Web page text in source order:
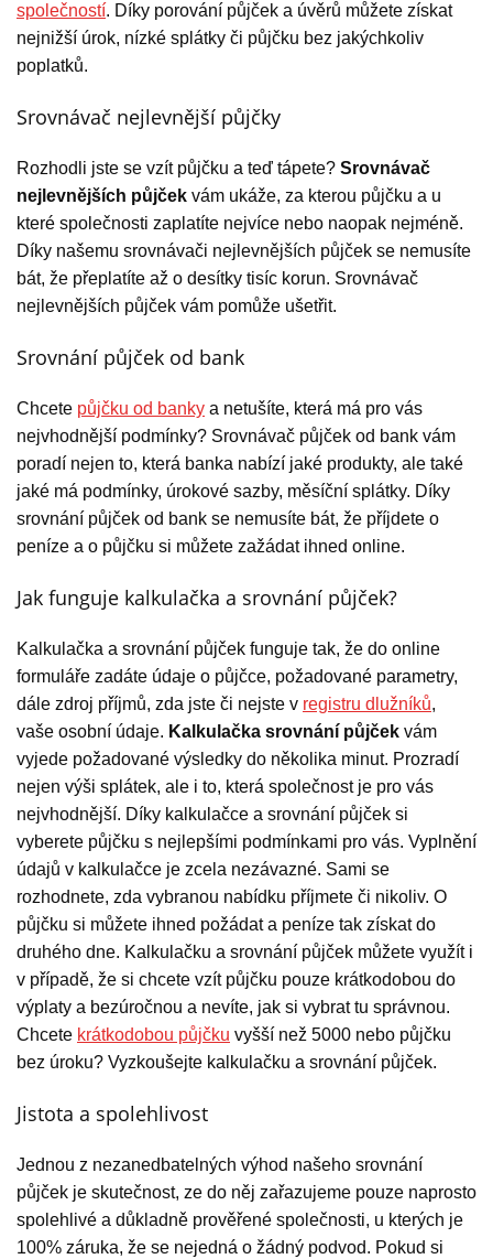
společností. Díky porování půjček a úvěrů můžete získat
nejnižší úrok, nízké splátky či půjčku bez jakýchkoliv
poplatků.
Srovnávač nejlevnější půjčky
Rozhodli jste se vzít půjčku a teď tápete? Srovnávač
nejlevnějších půjček vám ukáže, za kterou půjčku a u
které společnosti zaplatíte nejvíce nebo naopak nejméně.
Díky našemu srovnávači nejlevnějších půjček se nemusíte
bát, že přeplatíte až o desítky tisíc korun. Srovnávač
nejlevnějších půjček vám pomůže ušetřit.
Srovnání půjček od bank
Chcete půjčku od banky a netušíte, která má pro vás
nejvhodnější podmínky? Srovnávač půjček od bank vám
poradí nejen to, která banka nabízí jaké produkty, ale také
jaké má podmínky, úrokové sazby, měsíční splátky. Díky
srovnání půjček od bank se nemusíte bát, že příjdete o
peníze a o půjčku si můžete zažádat ihned online.
Jak funguje kalkulačka a srovnání půjček?
Kalkulačka a srovnání půjček funguje tak, že do online
formuláře zadáte údaje o půjčce, požadované parametry,
dále zdroj příjmů, zda jste či nejste v registru dlužníků,
vaše osobní údaje. Kalkulačka srovnání půjček vám
vyjede požadované výsledky do několika minut. Prozradí
nejen výši splátek, ale i to, která společnost je pro vás
nejvhodnější. Díky kalkulačce a srovnání půjček si
vyberete půjčku s nejlepšími podmínkami pro vás. Vyplnění
údajů v kalkulačce je zcela nezávazné. Sami se
rozhodnete, zda vybranou nabídku příjmete či nikoliv. O
půjčku si můžete ihned požádat a peníze tak získat do
druhého dne. Kalkulačku a srovnání půjček můžete využít i
v případě, že si chcete vzít půjčku pouze krátkodobou do
výplaty a bezúročnou a nevíte, jak si vybrat tu správnou.
Chcete krátkodobou půjčku vyšší než 5000 nebo půjčku
bez úroku? Vyzkoušejte kalkulačku a srovnání půjček.
Jistota a spolehlivost
Jednou z nezanedbatelných výhod našeho srovnání
půjček je skutečnost, ze do něj zařazujeme pouze naprosto
spolehlivé a důkladně prověřené společnosti, u kterých je
100% záruka, že se nejedná o žádný podvod. Pokud si